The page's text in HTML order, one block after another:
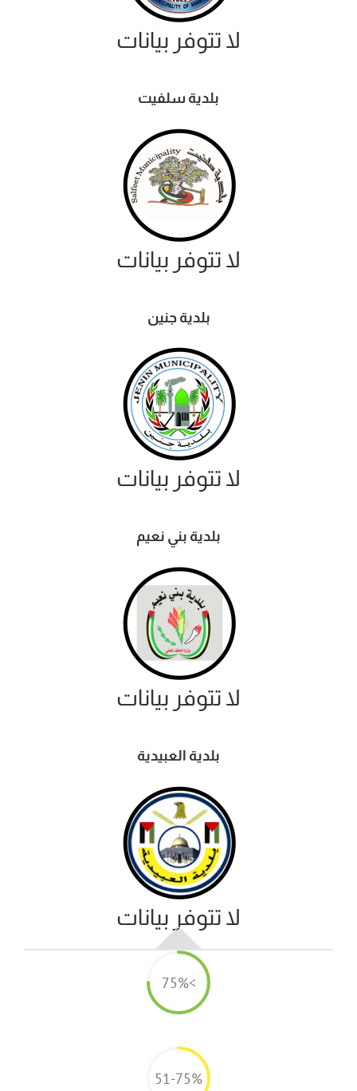
لا تتوفر بيانات
بلدية سلفيت
لا تتوفر بيانات
بلدية جنين
لا تتوفر بيانات
بلدية بني نعيم
لا تتوفر بيانات
بلدية العبيدية
لا تتوفر بيانات
>75%
51-75%